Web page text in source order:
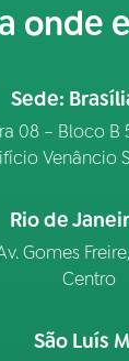
onde
Sede:
08 – Bloco B
Venâncio
Rio de
Gomes
Centro
São Luís